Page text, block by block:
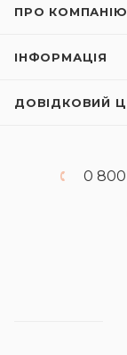
ПРО КОМПАНІЮ
ІНФОРМАЦІЯ
ДОВІДКОВИЙ
0 800